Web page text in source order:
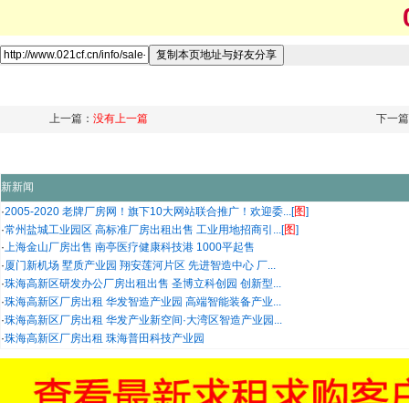
上一篇： 没有上一篇 下一
新新闻
·2005-2020 老牌厂房网！旗下10大网站联合推广！欢迎委...[图]
·常州盐城工业园区 高标准厂房出租出售 工业用地招商引...[图]
·上海金山厂房出售 南亭医疗健康科技港 1000平起售
·厦门新机场 墅质产业园 翔安莲河片区 先进智造中心 厂...
·珠海高新区研发办公厂房出租出售 圣博立科创园 创新型...
·珠海高新区厂房出租 华发智造产业园 高端智能装备产业...
·珠海高新区厂房出租 华发产业新空间·大湾区智造产业园...
·珠海高新区厂房出租 珠海普田科技产业园